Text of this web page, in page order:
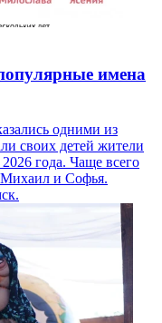
имена
одними из
своих детей жители
года. Чаще всего
и Софья.